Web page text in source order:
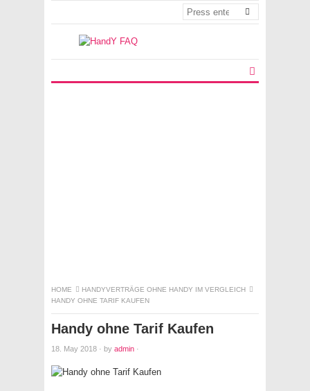
HOME
HANDYVERTRÄGE OHNE HANDY IM VERGLEICH
HANDY OHNE TARIF KAUFEN
Handy ohne Tarif Kaufen
18. May 2018 · by admin ·